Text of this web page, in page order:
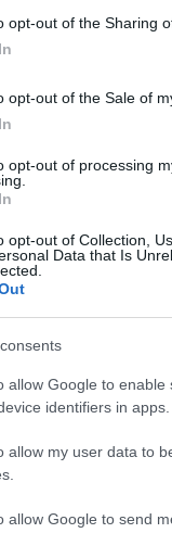
opt-out of the Sharing
opt-out of the Sale of
opt-out of processing
opt-out of Collection,
Data that Is
allow Google to
identifiers in apps.
allow my user data to
allow Google to send
Csak